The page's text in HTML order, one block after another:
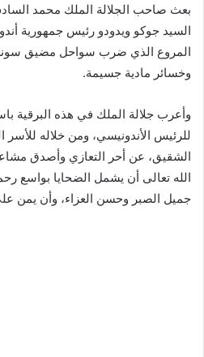
بعث صاحب الجلالة الملك محمد
السيد جوكو ويدودو رئيس جمهورية
المروع الذي ضرب سواحل مضيق
وخسائر مادية جسيمة.
وأعرب جلالة الملك في هذه البرقية
للرئيس الأندونيسي، ومن خلاله
الشقيق، عن أحر التعازي وأصدق
الله تعالى أن يشمل الضحايا بواسع
جميل الصبر وحسن العزاء، وأن يمن